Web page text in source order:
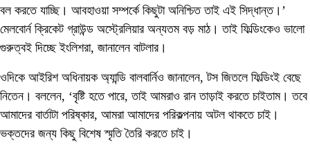
বল করতে যাচ্ছি। আবহাওয়া সম্পর্কে কিছুটা অনিশ্চিত তাই এই সিদ্ধান্ত।’
মেলবোর্ন ক্রিকেট গ্রাউন্ড অস্ট্রেলিয়ার অন্যতম বড় মাঠ। তাই ফিল্ডিংকেও ভালো
গুরুত্বই দিচ্ছে ইংলিশরা, জানালেন বাটলার।
ওদিকে আইরিশ অধিনায়ক অ্যান্ডি বালবার্নিও জানালেন, টস জিতলে ফিল্ডিংই বেছে
নিতেন। বললেন, ‘বৃষ্টি হতে পারে, তাই আমরাও রান তাড়াই করতে চাইতাম। তবে
আমাদের বার্তাটা পরিষ্কার, আমরা আমাদের পরিকল্পনায় অটল থাকতে চাই।
ভক্তদের জন্য কিছু বিশেষ স্মৃতি তৈরি করতে চাই।